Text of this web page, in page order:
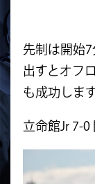
先制は開始
出すとオフ
も成功します
立命館Jr 7-0